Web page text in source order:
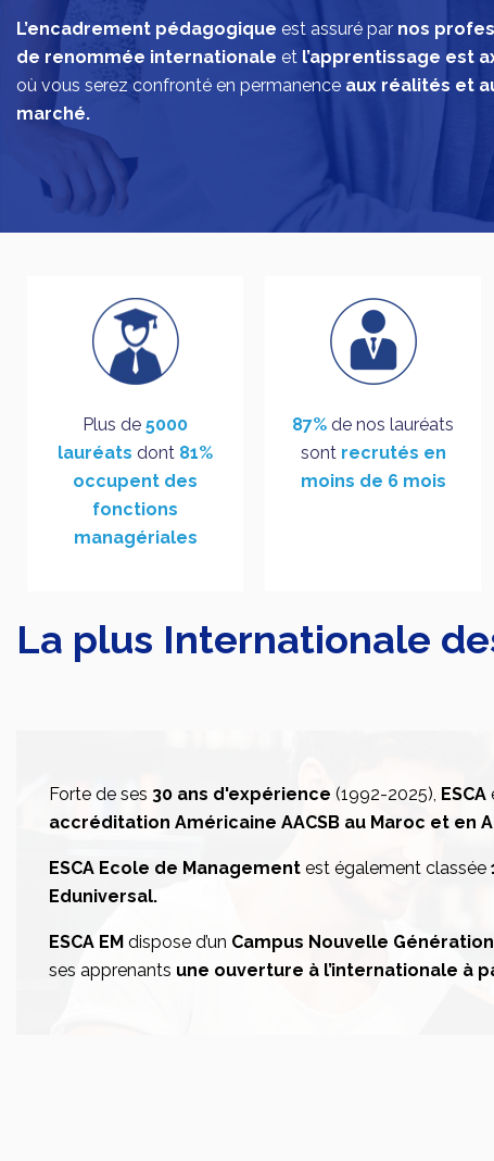
L’encadrement pédagogique est assuré par nos
de renommée internationale et l’apprentissage est
où vous serez confronté en permanence aux réalités et
marché.
Plus de 5000
lauréats dont 81%
occupent des
fonctions
managériales
87% de nos lauréats
sont recrutés en
moins de 6 mois
La plus Internationale
Forte de ses 30 ans d'expérience (1992-2025), ESCA
accréditation Américaine AACSB au Maroc et en
ESCA Ecole de Management est également classée
Eduniversal.
ESCA EM dispose d’un Campus Nouvelle
ses apprenants une ouverture à l’internationale à